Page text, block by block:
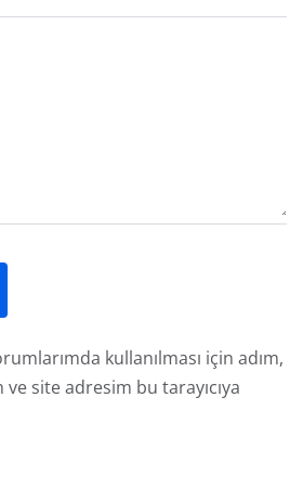
kullanılması için adım,
site adresim bu tarayıcıya